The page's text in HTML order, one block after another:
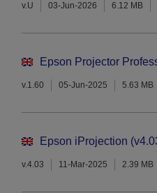
v.U 03-Jun-2026 6.12 MB
Epson Projector
v.1.60 05-Jun-2025 5.63 MB
Epson iProjection
v.4.03 11-Mar-2025 2.39 MB